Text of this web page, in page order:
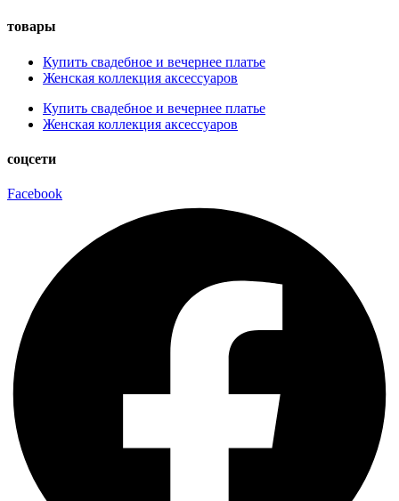
товары
Купить свадебное и вечернее платье
Женская коллекция аксессуаров
Купить свадебное и вечернее платье
Женская коллекция аксессуаров
соцсети
Facebook